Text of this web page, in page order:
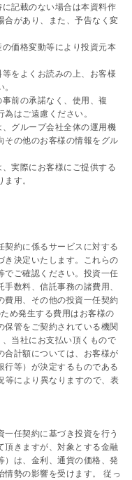
記載のない場合は本資料作
合があり、また、予告なく変
価格変動等により投資元本
をよくお読みの上、お客様
前の承諾なく、使用、複
はご遠慮ください。
グループ会社全体の運用機
その他のお客様の情報をグル
実際にお客様にご提供する
す。
契約に係るサービスに対する
き決定いたします。これらの
でご確認ください。投資一任
数料、信託事務の諸費用、
費用、その他の投資一任契約
め発生する費用はお客様の
保管をご契約されている機関
当社にお支払い頂くもので
合計額については、お客様が
行等）が決定するものである
等により異なりますので、表
任契約に基づき投資を行う
頂きますが、対象とする金融
）は、金利、通貨の価格、発
情勢の影響を受けます。 従っ